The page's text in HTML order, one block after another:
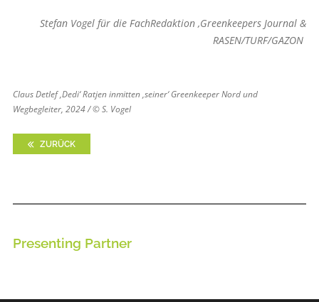
Stefan Vogel für die FachRedaktion ,Greenkeepers Journal &
RASEN/TURF/GAZON
Claus Detlef ,Dedi‘ Ratjen inmitten ,seiner‘ Greenkeeper Nord und
Wegbegleiter, 2024 / © S. Vogel
ZURÜCK
Presenting Partner